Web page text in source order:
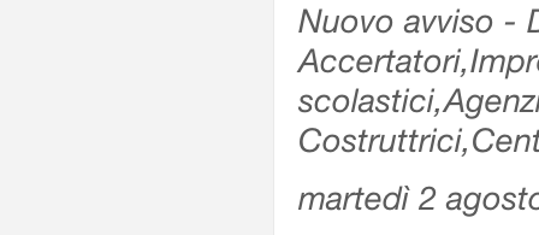
Nuovo avviso -
martedì 2